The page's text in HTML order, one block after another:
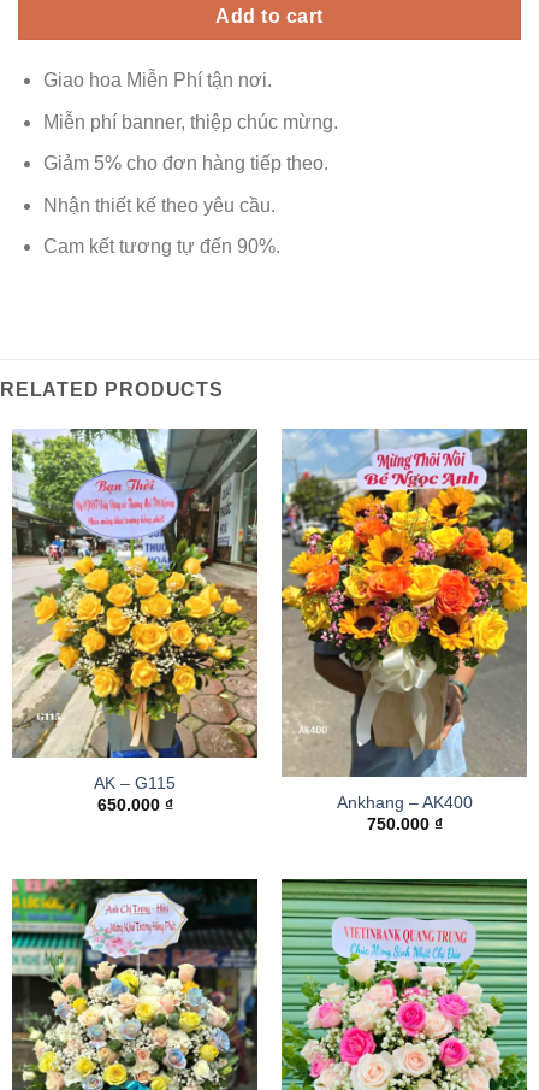
Add to cart
Giao hoa Miễn Phí tận nơi.
Miễn phí banner, thiệp chúc mừng.
Giảm 5% cho đơn hàng tiếp theo.
Nhận thiết kế theo yêu cầu.
Cam kết tương tự đến 90%.
RELATED PRODUCTS
AK – G115
650.000 ₫
Ankhang – AK400
750.000 ₫